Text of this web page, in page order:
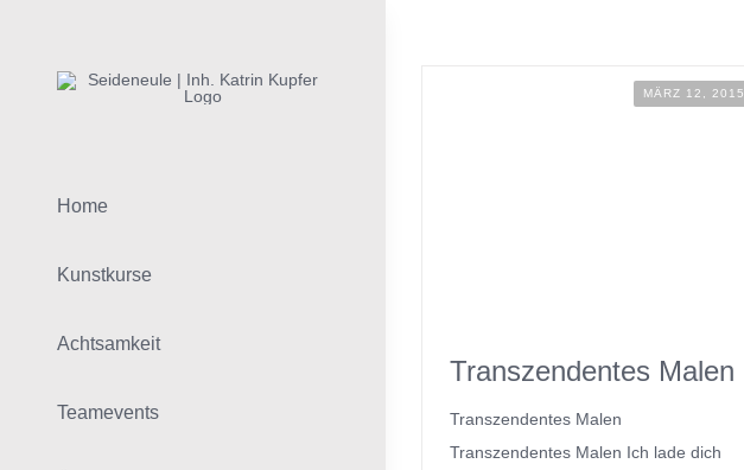
springen
Home
Kunstkurse
Achtsamkeit
Teamevents
MÄRZ 12, 2015
Transzendentes Malen
Transzendentes Malen
Transzendentes Malen Ich lade dich